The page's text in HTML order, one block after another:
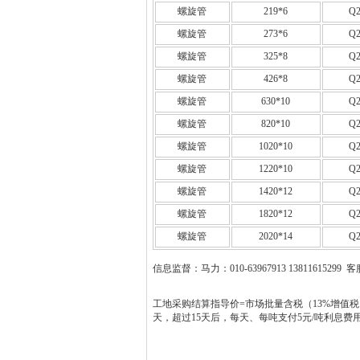
螺旋管
219*6
螺旋管
273*6
螺旋管
325*8
螺旋管
426*8
螺旋管
630*10
螺旋管
820*10
螺旋管
1020*10
螺旋管
1220*10
螺旋管
1420*12
螺旋管
1820*12
螺旋管
2020*14
信息监督：马力：010-63967913 13811615299 客
工地采购结算指导价=市场批量含税（13%增值
天，超过15天后，每天、每吨支付5元/吨利息费